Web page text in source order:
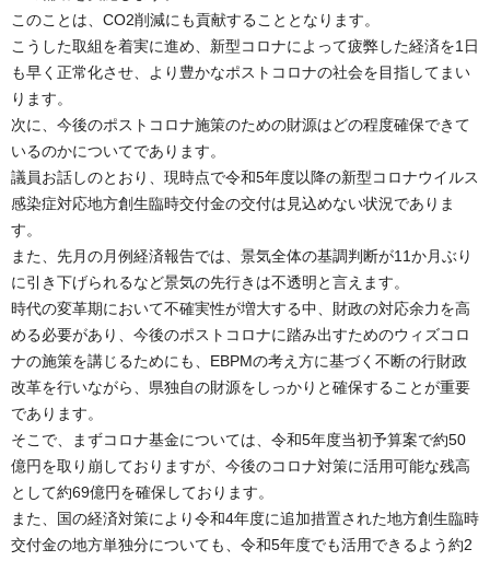
このことは、CO2削減にも貢献することとなります。
こうした取組を着実に進め、新型コロナによって疲弊した経済を1日
も早く正常化させ、より豊かなポストコロナの社会を目指してまい
ります。
次に、今後のポストコロナ施策のための財源はどの程度確保できて
いるのかについてであります。
議員お話しのとおり、現時点で令和5年度以降の新型コロナウイルス
感染症対応地方創生臨時交付金の交付は見込めない状況でありま
す。
また、先月の月例経済報告では、景気全体の基調判断が11か月ぶり
に引き下げられるなど景気の先行きは不透明と言えます。
時代の変革期において不確実性が増大する中、財政の対応余力を高
める必要があり、今後のポストコロナに踏み出すためのウィズコロ
ナの施策を講じるためにも、EBPMの考え方に基づく不断の行財政
改革を行いながら、県独自の財源をしっかりと確保することが重要
であります。
そこで、まずコロナ基金については、令和5年度当初予算案で約50
億円を取り崩しておりますが、今後のコロナ対策に活用可能な残高
として約69億円を確保しております。
また、国の経済対策により令和4年度に追加措置された地方創生臨時
交付金の地方単独分についても、令和5年度でも活用できるよう約2